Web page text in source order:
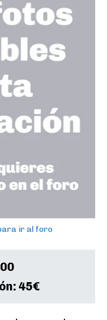
ir al foro
45€